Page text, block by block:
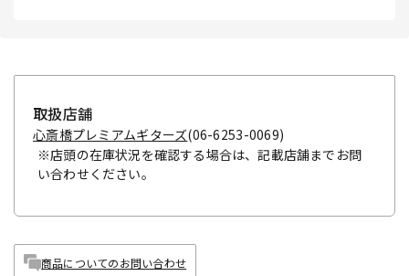
取扱店舗
心斎橋プレミアムギターズ(06-6253-0069)
※店頭の在庫状況を確認する場合は、記載店舗までお問
い合わせください。
商品についてのお問い合わせ